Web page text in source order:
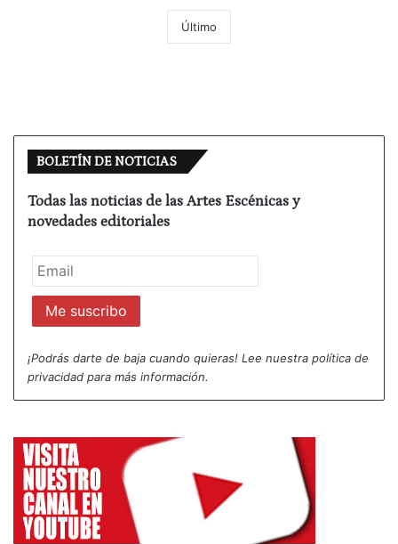
Último
BOLETÍN DE NOTICIAS
Todas las noticias de las Artes Escénicas y
novedades editoriales
¡Podrás darte de baja cuando quieras! Lee nuestra política de
privacidad para más información.